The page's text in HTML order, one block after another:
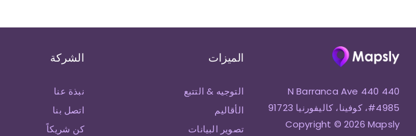
440 N Barranca Ave 440
#4985، كوفينا، كاليفورنيا 91723
Copyright © 2026 Mapsly
الميزات
التوجيه & التتبع
الأقاليم
تصوير البيانات
الشركة
نبذة عنا
اتصل بنا
كن شريكاً